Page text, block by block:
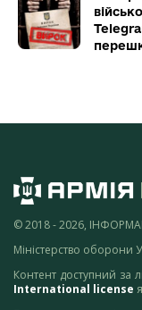
© 2018 - 2026,
Міністерство оборони
Контент доступний за
International license